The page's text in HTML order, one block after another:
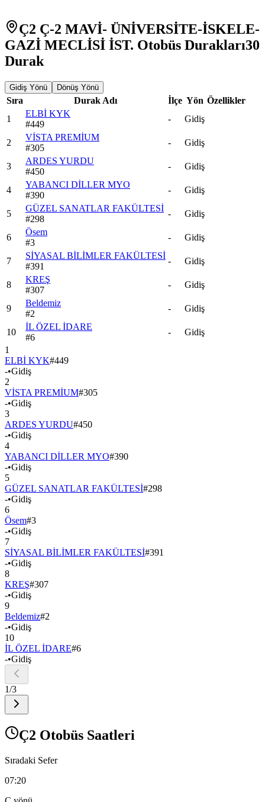
Ç2 Ç-2 MAVİ- ÜNİVERSİTE-İSKELE-
GAZİ MECLİSİ İST. Otobüs Durakları30
Durak
Gidiş Yönü Dönüş Yönü
Sıra Durak Adı İlçe Yön Özellikler
1
ELBİ KYK
#449
- Gidiş
2
VİSTA PREMİUM
#305
- Gidiş
3
ARDES YURDU
#450
- Gidiş
4
YABANCI DİLLER MYO
#390
- Gidiş
5
GÜZEL SANATLAR FAKÜLTESİ
#298
- Gidiş
6
Ösem
#3
- Gidiş
7
SİYASAL BİLİMLER FAKÜLTESİ
#391
- Gidiş
8
KREŞ
#307
- Gidiş
9
Beldemiz
#2
- Gidiş
10
İL ÖZEL İDARE
#6
-
Gidiş
1
ELBİ KYK#449
-•Gidiş
2
VİSTA PREMİUM#305
-•Gidiş
3
ARDES YURDU#450
-•Gidiş
4
YABANCI DİLLER MYO#390
-•Gidiş
5
GÜZEL SANATLAR FAKÜLTESİ#298
-•Gidiş
6
Ösem#3
-•Gidiş
7
SİYASAL BİLİMLER FAKÜLTESİ#391
-•Gidiş
8
KREŞ#307
-•Gidiş
9
Beldemiz#2
-•Gidiş
10
İL ÖZEL İDARE#6
-•Gidiş
1/3
Ç2 Otobüs Saatleri
Sıradaki Sefer
07:20